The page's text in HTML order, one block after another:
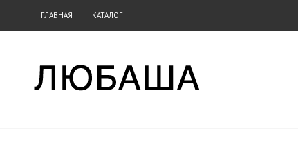
ГЛАВНАЯ КАТАЛОГ